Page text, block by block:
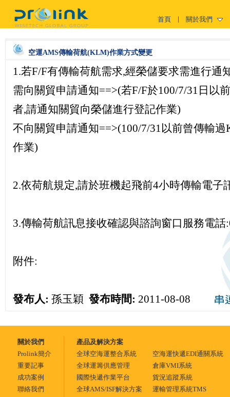
關於我們
首頁
空運AMS傳輸荷航(KLM)作業方式變更
1.若F/F有傳輸荷航需求,經榮儲要求需進行通
需向關貿申請通知==>(若F/F於100/7/31日以
者,請通知關貿向榮儲進行登記作業)
不向關貿申請通知==>(100/7/31以前曾傳輸
作業)
2.依荷航規定,請於班機起飛前4小時傳輸電子
3.傳輸荷航訊息接收確認與諮詢窗口服務電話
附件:
發布人: 孫玉穎 發布時間: 2011-08-08
關於我們
Prolink簡介
重要記事
成功案例
聯絡我們
產品及解決方案
全球空海運整合系統
空海運快遞EDI通關系統
全球運籌供應管理
倉庫VMI系統
國際快遞作業平台
貨況追蹤系統
全球AMS/ISF解決方案
運輸管理系統TMS